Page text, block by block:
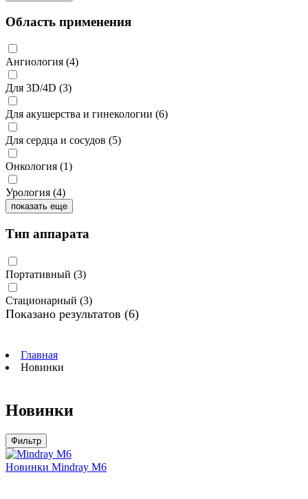
Область применения
Ангиология (4)
Для 3D/4D (3)
Для акушерства и гинекологии (6)
Для сердца и сосудов (5)
Онкология (1)
Урология (4)
показать еще
Тип аппарата
Портативный (3)
Стационарный (3)
Показано результатов (6)
Главная
Новинки
Новинки
Фильтр
Новинки Mindray M6